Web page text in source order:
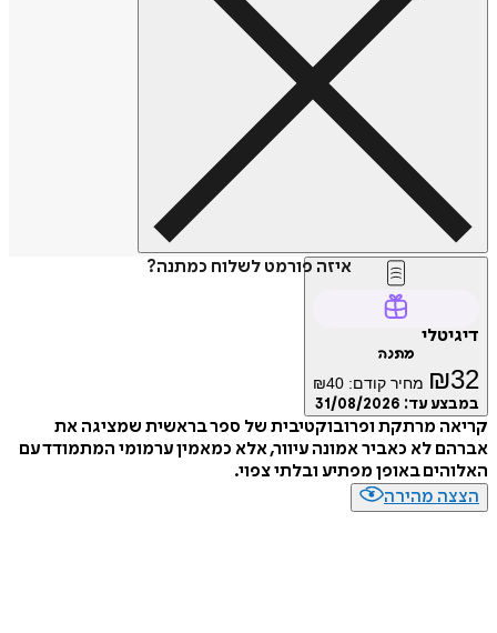
איזה פורמט לשלוח כמתנה?
דיגיטלי
מתנה
₪32 מחיר קודם: ₪40
במבצע עד: 31/08/2026
קריאה מרתקת ופרובוקטיבית של ספר בראשית שמציגה את
אברהם לא כאביר אמונה עיוור, אלא כמאמין ערמומי המתמודד עם
האלוהים באופן מפתיע ובלתי צפוי.
הצצה מהירה